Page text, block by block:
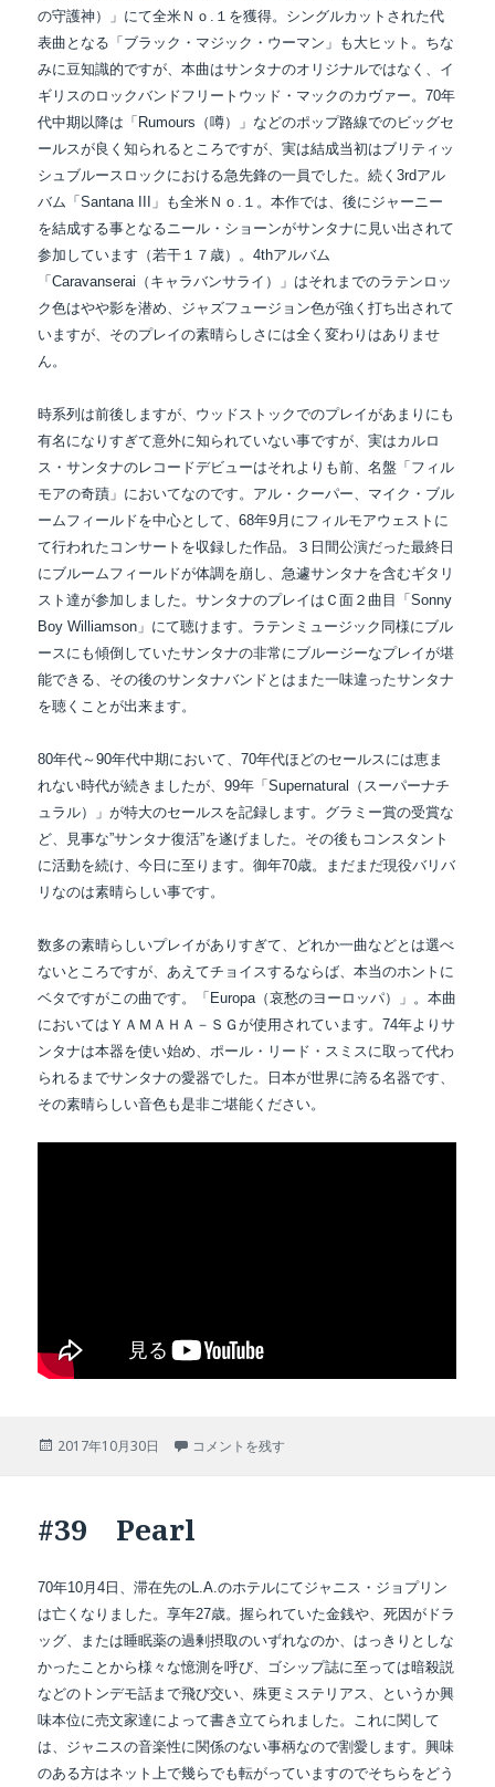
の守護神）」にて全米Ｎｏ.１を獲得。シングルカットされた代
表曲となる「ブラック・マジック・ウーマン」も大ヒット。ちな
みに豆知識的ですが、本曲はサンタナのオリジナルではなく、イ
ギリスのロックバンドフリートウッド・マックのカヴァー。70年
代中期以降は「Rumours（噂）」などのポップ路線でのビッグセ
ールスが良く知られるところですが、実は結成当初はブリティッ
シュブルースロックにおける急先鋒の一員でした。続く3rdアル
バム「Santana III」も全米Ｎｏ.１。本作では、後にジャーニー
を結成する事となるニール・ショーンがサンタナに見い出されて
参加しています（若干１７歳）。4thアルバム
「Caravanserai（キャラバンサライ）」はそれまでのラテンロッ
ク色はやや影を潜め、ジャズフュージョン色が強く打ち出されて
いますが、そのプレイの素晴らしさには全く変わりはありませ
ん。
時系列は前後しますが、ウッドストックでのプレイがあまりにも
有名になりすぎて意外に知られていない事ですが、実はカルロ
ス・サンタナのレコードデビューはそれよりも前、名盤「フィル
モアの奇蹟」においてなのです。 アル・クーパー、 マイク・ブル
ームフィールドを中心として、68年9月にフィルモアウェストに
て行われたコンサートを収録した作品。
３日間公演だった最終日
にブルームフィールドが体調を崩し、急遽サンタナを含むギタリ
スト達が参加しました。サンタナのプレイはＣ面２曲目「Sonny
Boy Williamson」にて聴けます。ラテンミュージック同様にブル
ースにも傾倒していたサンタナの非常にブルージーなプレイが堪
能できる、その後のサンタナバンドとはまた一味違ったサンタナ
を聴くことが出来ます。
80年代～90年代中期において、70年代ほどのセールスには恵ま
れない時代が続きましたが、99年「Supernatural（スーパーナチ
ュラル）」が特大のセールスを記録します。グラミー賞の受賞な
ど、見事な”サンタナ復活”を遂げました。その後もコンスタント
に活動を続け、今日に至ります。御年70歳。まだまだ現役バリバ
リなのは素晴らしい事です。
数多の素晴らしいプレイがありすぎて、どれか一曲などとは選べ
ないところですが、あえてチョイスするならば、本当のホントに
ベタですがこの曲です。「Europa（哀愁のヨーロッパ）」。本曲
においてはＹＡＭＡＨＡ－ＳＧが使用されています。74年よりサ
ンタナは本器を使い始め、ポール・リード・スミスに取って代わ
られるまでサンタナの愛器でした。日本が世界に誇る名器です、
その素晴らしい音色も是非ご堪能ください。
投
2017年10月30日 #40 Abraxas に
コメントを残す
#39 Pearl
70年10月4日、滞在先のL.A.のホテルにてジャニス・ジョプリン
は亡くなりました。享年27歳。握られていた金銭や、死因がドラ
ッグ、または睡眠薬の過剰摂取のいずれなのか、 はっきりと しな
かったことから様々な憶測を呼び、ゴシップ誌に至っては暗殺説
などの トンデモ話まで飛び交い、殊更ミステリアス、というか興
味本位に売文家達によって書き立てられました。これに関して
は、ジャニスの音楽性に関係のない事柄なので割愛します。興味
のある方はネット上で幾らでも転がっていますのでそちらをどう